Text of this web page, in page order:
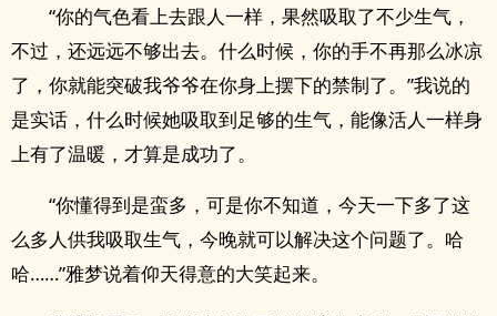
“你的气色看上去跟人一样，果然吸取了不少生气，
不过，还远远不够出去。什么时候，你的手不再那么冰凉
了，你就能突破我爷爷在你身上摆下的禁制了。”我说的
是实话，什么时候她吸取到足够的生气，能像活人一样身
上有了温暖，才算是成功了。
“你懂得到是蛮多，可是你不知道，今天一下多了这
么多人供我吸取生气，今晚就可以解决这个问题了。哈
哈……”雅梦说着仰天得意的大笑起来。